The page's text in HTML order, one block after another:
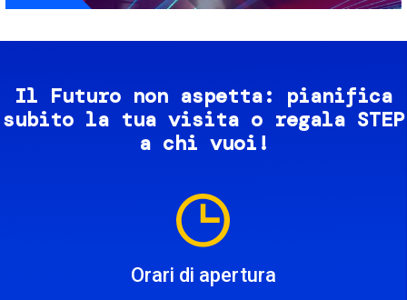
Il Futuro non aspetta: pianifica
subito la tua visita o regala STEP
a chi vuoi!
Orari di apertura